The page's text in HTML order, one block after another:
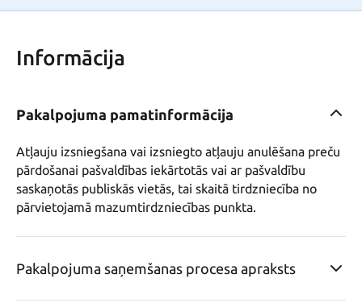
Informācija
Pakalpojuma pamatinformācija
Atļauju izsniegšana vai izsniegto atļauju anulēšana preču
pārdošanai pašvaldības iekārtotās vai ar pašvaldību
saskaņotās publiskās vietās, tai skaitā tirdzniecība no
pārvietojamā mazumtirdzniecības punkta.
Pakalpojuma saņemšanas procesa apraksts